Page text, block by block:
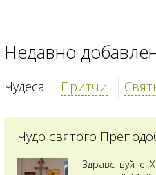
Недавно
Чудеса Притчи
Здравствуйте!